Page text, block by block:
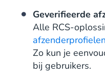
Geverifieerde
Alle RCS-
afzenderprofielen
Zo kun je
bij gebruikers.